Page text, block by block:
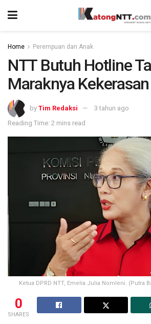
Home Perempuan dan Anak
NTT Butuh Hotline
Maraknya
by Tim Redaksi
3 tahun ago
Reading Time: 2 mins read
Ketua DPRD NTT, Emelia Julia Nomleni. (Putra
0
SHARES